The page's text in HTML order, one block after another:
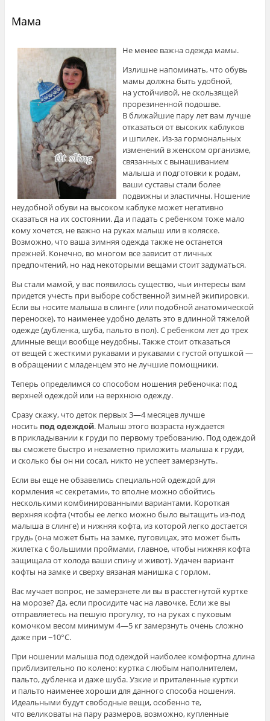
Мама
Не менее важна одежда мамы.
Излишне напоминать, что обувь
мамы должна быть удобной,
на устойчивой, не скользящей
прорезиненной подошве.
В ближайшие пару лет вам лучше
отказаться от высоких каблуков
и шпилек. Из-за гормональных
изменений в женском организме,
связанных с вынашиванием
малыша и подготовки к родам,
ваши суставы стали более
подвижны и эластичны. Ношение
неудобной обуви на высоком каблуке может негативно
сказаться на их состоянии. Да и падать с ребенком тоже мало
кому хочется, не важно на руках малыш или в коляске.
Возможно, что ваша зимняя одежда также не останется
прежней. Конечно, во многом все зависит от личных
предпочтений, но над некоторыми вещами стоит задуматься.
Вы стали мамой, у вас появилось существо, чьи интересы вам
придется учесть при выборе собственной зимней экипировки.
Если вы носите малыша в слинге (или подобной анатомической
переноске), то наименее удобно делать это в длинной тяжелой
одежде (дубленка, шуба, пальто в пол). С ребенком лет до трех
длинные вещи вообще неудобны. Также стоит отказаться
от вещей с жесткими рукавами и рукавами с густой опушкой —
в обращении с младенцем это не лучшие помощники.
Теперь определимся со способом ношения ребеночка: под
верхней одеждой или на верхнюю одежду.
Сразу скажу, что деток первых 3—4 месяцев лучше
носить под одеждой. Малыш этого возраста нуждается
в прикладывании к груди по первому требованию. Под одеждой
вы сможете быстро и незаметно приложить малыша к груди,
и сколько бы он ни сосал, никто не успеет замерзнуть.
Если вы еще не обзавелись специальной одеждой для
кормления «с секретами», то вполне можно обойтись
несколькими комбинированными вариантами. Короткая
верхняя кофта (чтобы ее легко можно было вытащить из-под
малыша в слинге) и нижняя кофта, из которой легко достается
грудь (она может быть на замке, пуговицах, это может быть
жилетка с большими проймами, главное, чтобы нижняя кофта
защищала от холода ваши спину и живот). Удачен вариант
кофты на замке и сверху вязаная манишка с горлом.
Вас мучает вопрос, не замерзнете ли вы в расстегнутой куртке
на морозе? Да, если просидите час на лавочке. Если же вы
отправляетесь на пешую прогулку, то на руках с пуховым
комочком весом минимум 4—5 кг замерзнуть очень сложно
даже при −10°С.
При ношении малыша под одеждой наиболее комфортна длина
приблизительно по колено: куртка с любым наполнителем,
пальто, дубленка и даже шуба. Узкие и приталенные куртки
и пальто наименее хороши для данного способа ношения.
Идеальными будут свободные вещи, особенно те,
что великоваты на пару размеров, возможно, купленные